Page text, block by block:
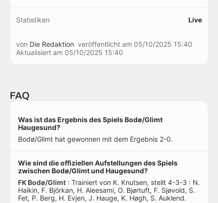
Statistiken Live
von Die Redaktion veröffentlicht am 05/10/2025 15:40
Aktualisiert am 05/10/2025 15:40
FAQ
Was ist das Ergebnis des Spiels Bodø/Glimt
Haugesund?
Bodø/Glimt hat gewonnen mit dem Ergebnis 2-0.
Wie sind die offiziellen Aufstellungen des Spiels
zwischen Bodø/Glimt und Haugesund?
FK Bodø/Glimt : Trainiert von K. Knutsen, stellt 4-3-3 : N.
Haikin, F. Björkan, H. Aleesami, O. Bjørtuft, F. Sjøvold, S.
Fet, P. Berg, H. Evjen, J. Hauge, K. Høgh, S. Auklend.